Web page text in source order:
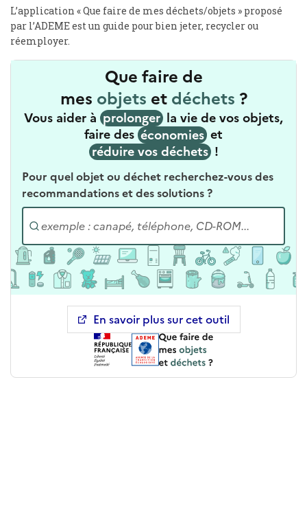
L’application « Que faire de mes déchets/objets » proposé
par l’ADEME est un guide pour bien jeter, recycler ou
réemployer.